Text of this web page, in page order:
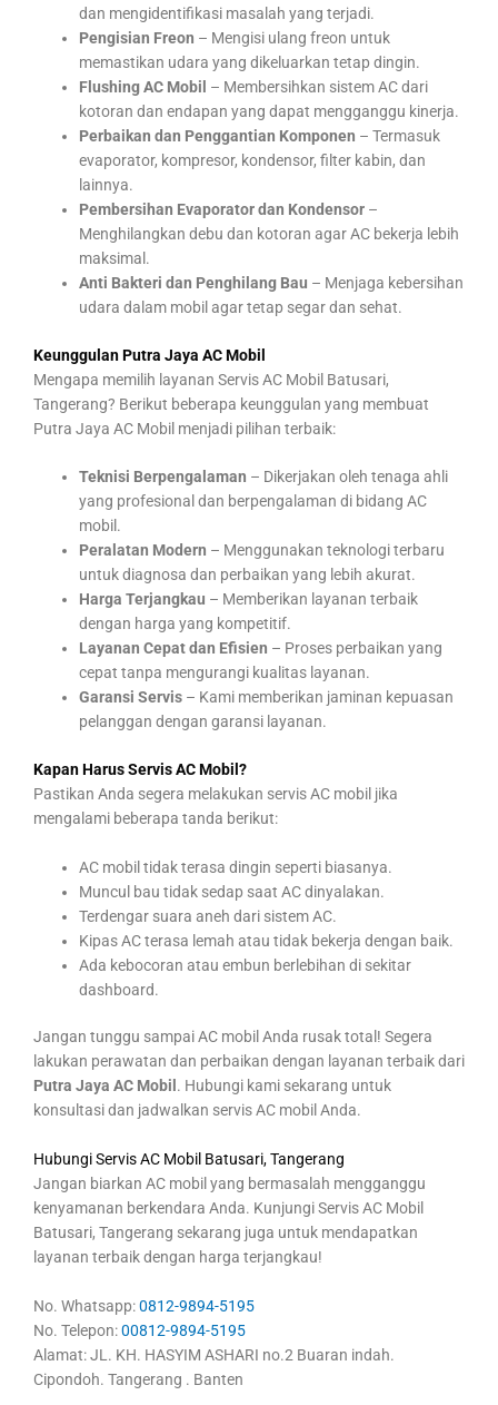
dan mengidentifikasi masalah yang terjadi.
Pengisian Freon – Mengisi ulang freon untuk
memastikan udara yang dikeluarkan tetap dingin.
Flushing AC Mobil – Membersihkan sistem AC dari
kotoran dan endapan yang dapat mengganggu kinerja.
Perbaikan dan Penggantian Komponen – Termasuk
evaporator, kompresor, kondensor, filter kabin, dan
lainnya.
Pembersihan Evaporator dan Kondensor –
Menghilangkan debu dan kotoran agar AC bekerja lebih
maksimal.
Anti Bakteri dan Penghilang Bau – Menjaga kebersihan
udara dalam mobil agar tetap segar dan sehat.
Keunggulan Putra Jaya AC Mobil
Mengapa memilih layanan Servis AC Mobil Batusari,
Tangerang? Berikut beberapa keunggulan yang membuat
Putra Jaya AC Mobil menjadi pilihan terbaik:
Teknisi Berpengalaman – Dikerjakan oleh tenaga ahli
yang profesional dan berpengalaman di bidang AC
mobil.
Peralatan Modern – Menggunakan teknologi terbaru
untuk diagnosa dan perbaikan yang lebih akurat.
Harga Terjangkau – Memberikan layanan terbaik
dengan harga yang kompetitif.
Layanan Cepat dan Efisien – Proses perbaikan yang
cepat tanpa mengurangi kualitas layanan.
Garansi Servis – Kami memberikan jaminan kepuasan
pelanggan dengan garansi layanan.
Kapan Harus Servis AC Mobil?
Pastikan Anda segera melakukan servis AC mobil jika
mengalami beberapa tanda berikut:
AC mobil tidak terasa dingin seperti biasanya.
Muncul bau tidak sedap saat AC dinyalakan.
Terdengar suara aneh dari sistem AC.
Kipas AC terasa lemah atau tidak bekerja dengan baik.
Ada kebocoran atau embun berlebihan di sekitar
dashboard.
Jangan tunggu sampai AC mobil Anda rusak total! Segera
lakukan perawatan dan perbaikan dengan layanan terbaik dari
Putra Jaya AC Mobil . Hubungi kami sekarang untuk
konsultasi dan jadwalkan servis AC mobil Anda.
Hubungi Servis AC Mobil Batusari, Tangerang
Jangan biarkan AC mobil yang bermasalah mengganggu
kenyamanan berkendara Anda. Kunjungi Servis AC Mobil
Batusari, Tangerang sekarang juga untuk mendapatkan
layanan terbaik dengan harga terjangkau!
No. Whatsapp:0812-9894-5195
No. Telepon:00812-9894-5195
Alamat: JL. KH. HASYIM ASHARI no.2 Buaran indah.
Cipondoh. Tangerang . Banten